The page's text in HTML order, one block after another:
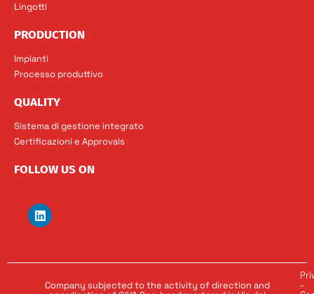
Lingotti
PRODUCTION
Impianti
Processo produttivo
QUALITY
Sistema di gestione integrato
Certificazioni e Approvals
FOLLOW US ON
Company subjected to the activity of direction and
–